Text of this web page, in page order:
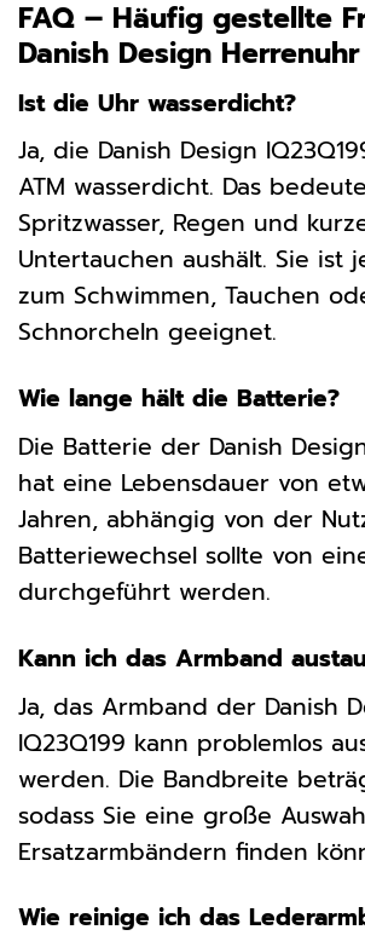
FAQ – Häufig gestellte
Danish Design Herrenuhr
Ist die Uhr wasserdicht?
Ja, die Danish Design
ATM wasserdicht. Das
Spritzwasser, Regen und
Untertauchen aushält. Sie ist
zum Schwimmen, Tauchen
Schnorcheln geeignet.
Wie lange hält die Batterie?
Die Batterie der Danish
hat eine Lebensdauer von
Jahren, abhängig von der
Batteriewechsel sollte von
durchgeführt werden.
Kann ich das Armband
Ja, das Armband der Danish
IQ23Q199 kann problemlos
werden. Die Bandbreite
sodass Sie eine große
Ersatzarmbändern finden
Wie reinige ich das